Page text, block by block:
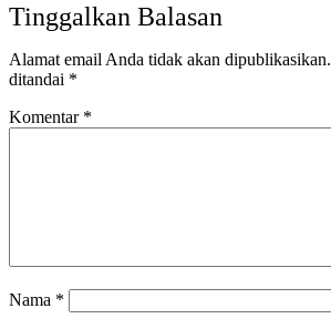
Tinggalkan Balasan
Alamat email Anda tidak akan dipublikasikan.
ditandai *
Komentar *
Nama *